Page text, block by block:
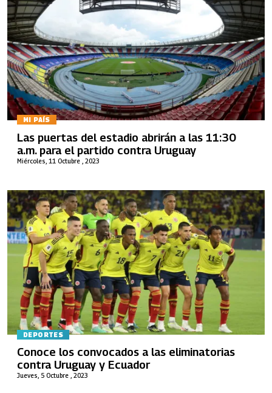
MI PAÍS
Miércoles, 11 Octubre , 2023
Las puertas del estadio abrirán a las 11:30
a.m. para el partido contra Uruguay
DEPORTES
Jueves, 5 Octubre , 2023
Conoce los convocados a las eliminatorias
contra Uruguay y Ecuador